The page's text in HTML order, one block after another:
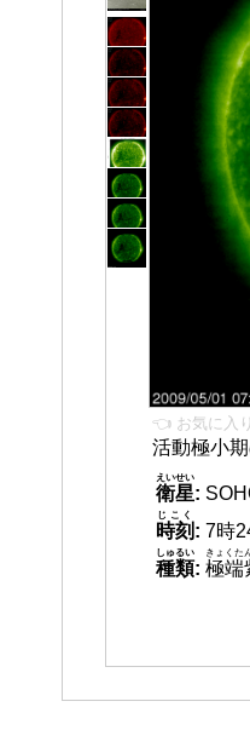
👈 お気に入
活動極小
衛星
えいせい
:
時刻
じこく
: 7時
種類
しゅるい
: 極端
きょくた